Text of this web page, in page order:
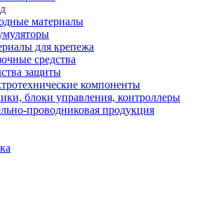
материалы
для крепежа
средства
защиты
компоненты
блоки управления, контроллеры
проводниковая продукция